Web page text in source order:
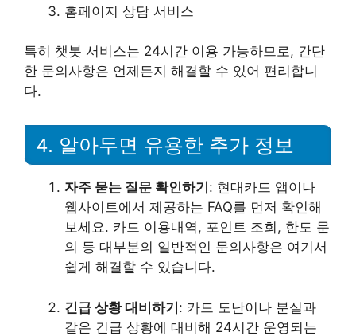
홈페이지 상담 서비스
특히 챗봇 서비스는 24시간 이용 가능하므로, 간단
한 문의사항은 언제든지 해결할 수 있어 편리합니
다.
4. 알아두면 유용한 추가 정보
자주 묻는 질문 확인하기 : 현대카드 앱이나
웹사이트에서 제공하는 FAQ를 먼저 확인해
보세요. 카드 이용내역, 포인트 조회, 한도 문
의 등 대부분의 일반적인 문의사항은 여기서
쉽게 해결할 수 있습니다.
긴급 상황 대비하기: 카드 도난이나 분실과
같은 긴급 상황에 대비해 24시간 운영되는